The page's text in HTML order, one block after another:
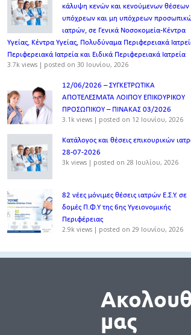
κάλυψη κενών και κενούμενων θέσεων
υπόχρεων και μη υπόχρεων
ιατρών, σε Γενικά Νοσοκομεία-Κέντρα
Υγείας, Κέντρα Υγείας, Πολυδύναμα Περιφερειακά
Περιφερειακά Ιατρεία και Ειδικά Περιφερειακά Ιατρεία
3.7k views | posted on 30 Ιουνίου, 2026
12/06/2026 – ΣΥΓΚΕΤΡΩΤΙΚΑ
ΑΠΟΤΕΛΕΣΜΑΤΑ ΛΟΙΠΟΥ ΕΠΙΚΟΥΡΙΚΟΥ
ΠΡΟΣΩΠΙΚΟΥ – ΠΙΝΑΚΑΣ 03/2026
3.1k views | posted on 12 Ιουνίου, 2026
Κατάλογος και θέσεις επικουρικών
28-07-2026
3k views | posted on 28 Ιουλίου, 2026
82 νέες μόνιμες θέσεις ιατρών Ε.Σ.Υ. σε
δομές Π.Φ.Υ της 6ης Υγειονομικής
Περιφέρειας
2.9k views | posted on 29 Ιουνίου, 2026
μας